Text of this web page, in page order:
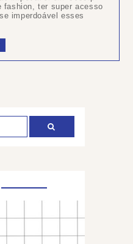
ter super acesso
imperdoável esses